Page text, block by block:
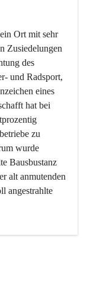
Ort mit sehr
Zusiedelungen
des
und Radsport,
eines
hat bei
zu
wurde
Bausbustanz
alt anmutenden
angestrahlte
aber integrativer